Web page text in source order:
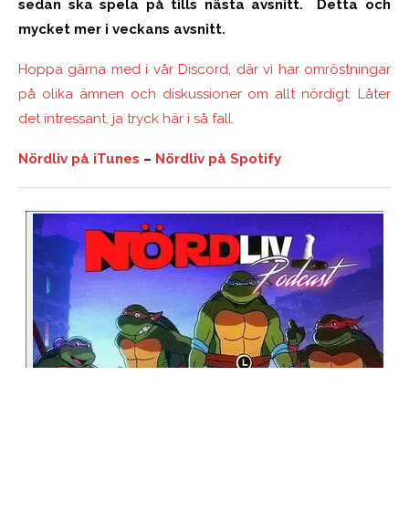
sedan ska spela på tills nästa avsnitt. Detta och
mycket mer i veckans avsnitt.
Hoppa gärna med i vår Discord, där vi har omröstningar
på olika ämnen och diskussioner om allt nördigt. Låter
det intressant, ja tryck här i så fall.
Nördliv på iTunes – Nördliv på Spotify